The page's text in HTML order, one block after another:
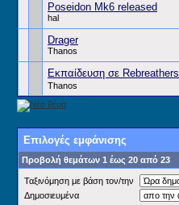
Poseidon Mk6 released
hal
Drager
Thanos
Εκπαίδευση σε Rebreathers
Thanos
Επιλογές εμφάνισης
Προβολή θεμάτων 1 έως 20 από 23
Ταξινόμηση με βάση τον/την
Δημοσιευμένα